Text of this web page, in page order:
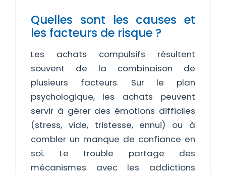
Quelles sont les causes et
les facteurs de risque ?
Les achats compulsifs résultent
souvent de la combinaison de
plusieurs facteurs. Sur le plan
psychologique, les achats peuvent
servir à gérer des émotions difficiles
(stress, vide, tristesse, ennui) ou à
combler un manque de confiance en
soi. Le trouble partage des
mécanismes avec les addictions